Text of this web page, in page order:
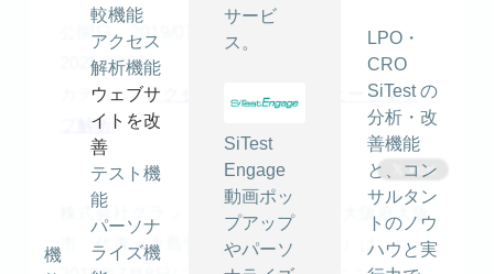
機
較機能
アクセス
解析機能
ウェブサ
イトを改
善
テスト機
能
パーソナ
ライズ機
サービ
ス。
SiTest
Engage
動画ポッ
プアップ
やパーソ
LPO・
CRO
SiTest の
分析・改
善機能
と、コン
サルタン
トのノウ
ハウと実
公開日：2019/07/08
2025/08/29
カテゴリ -アクセス解析 お知らせ
ヒートマッ
プ解析
株式会社グラッドキューブ（本社：大阪府大阪
市 代表：金島弘樹 以下「当社」）は、